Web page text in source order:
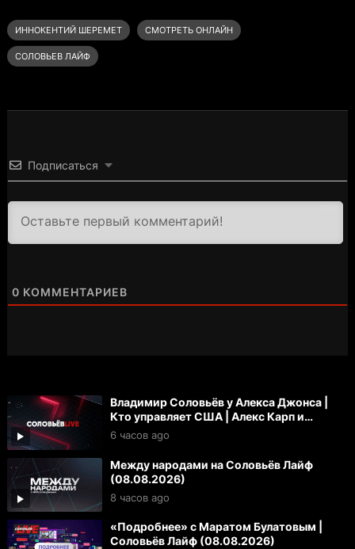
ИННОКЕНТИЙ ШЕРЕМЕТ СМОТРЕТЬ ОНЛАЙН
СОЛОВЬЕВ ЛАЙФ
Подписаться
0 КОММЕНТАРИЕВ
Владимир Соловьёв у Алекса Джонса |
Кто управляет США | Алекс Карп и
«технофашисты»
6 часов ago
Между народами на Соловьёв Лайф
(08.08.2026)
8 часов ago
«Подробнее» с Маратом Булатовым |
Соловьёв Лайф (08.08.2026)